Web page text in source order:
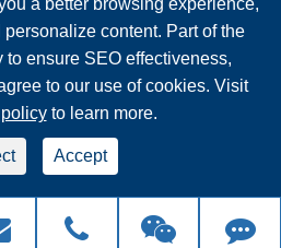
Technology Co., Ltd.
quyền.
Chính sách bảo mật
a better browsing experience,
content. Part of the
ensure SEO effectiveness,
to our use of cookies. Visit
to learn more.
Accept